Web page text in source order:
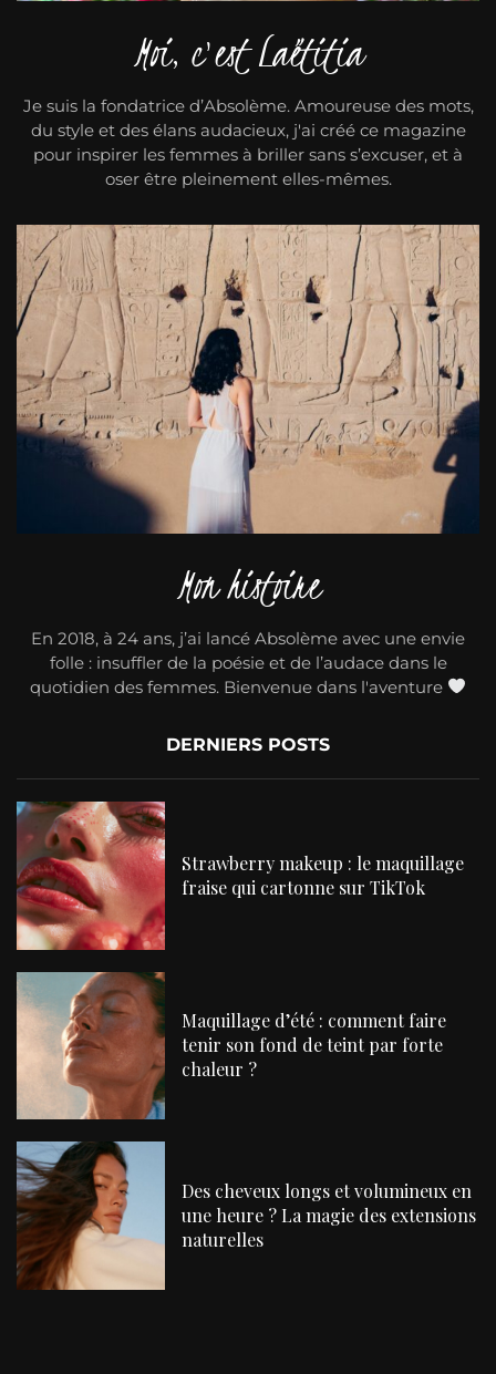
Moi, c'est Laëtitia
Je suis la fondatrice d’Absolème. Amoureuse des mots,
du style et des élans audacieux, j'ai créé ce magazine
pour inspirer les femmes à briller sans s’excuser, et à
oser être pleinement elles-mêmes.
Mon histoire
En 2018, à 24 ans, j’ai lancé Absolème avec une envie
folle : insuffler de la poésie et de l’audace dans le
quotidien des femmes. Bienvenue dans l'aventure
DERNIERS POSTS
Strawberry makeup : le maquillage
fraise qui cartonne sur TikTok
Maquillage d’été : comment faire
tenir son fond de teint par forte
chaleur ?
Des cheveux longs et volumineux en
une heure ? La magie des extensions
naturelles